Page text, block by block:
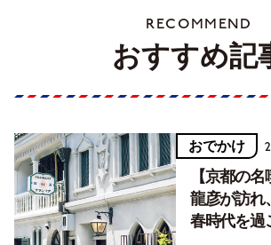
RECOMMEND
おすすめ記
おでかけ
【京都の
龍彦が訪れ
春時代を過